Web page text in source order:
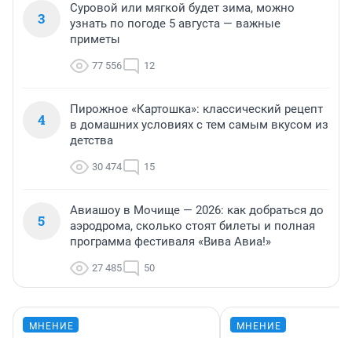
3
Суровой или мягкой будет зима, можно
узнать по погоде 5 августа — важные
приметы
77 556 12
4
Пирожное «Картошка»: классический рецепт
в домашних условиях с тем самым вкусом из
детства
30 474 15
5
Авиашоу в Мочище — 2026: как добраться до
аэродрома, сколько стоят билеты и полная
программа фестиваля «Вива Авиа!»
27 485 50
МНЕНИЕ МНЕНИЕ